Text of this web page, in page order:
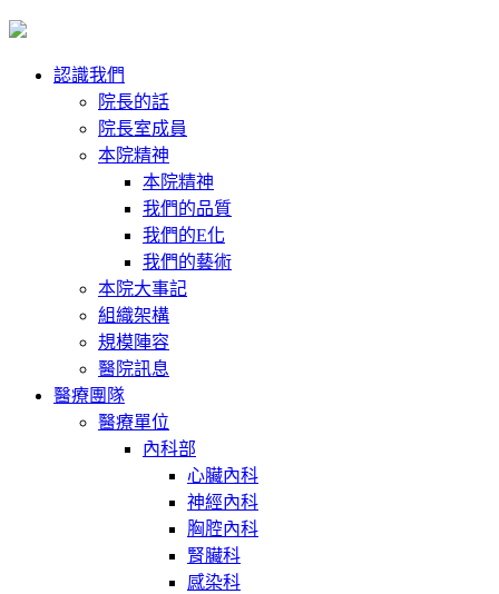
認識我們
院長的話
院長室成員
本院精神
本院精神
我們的品質
我們的E化
我們的藝術
本院大事記
組織架構
規模陣容
醫院訊息
醫療團隊
醫療單位
內科部
心臟內科
神經內科
胸腔內科
腎臟科
感染科